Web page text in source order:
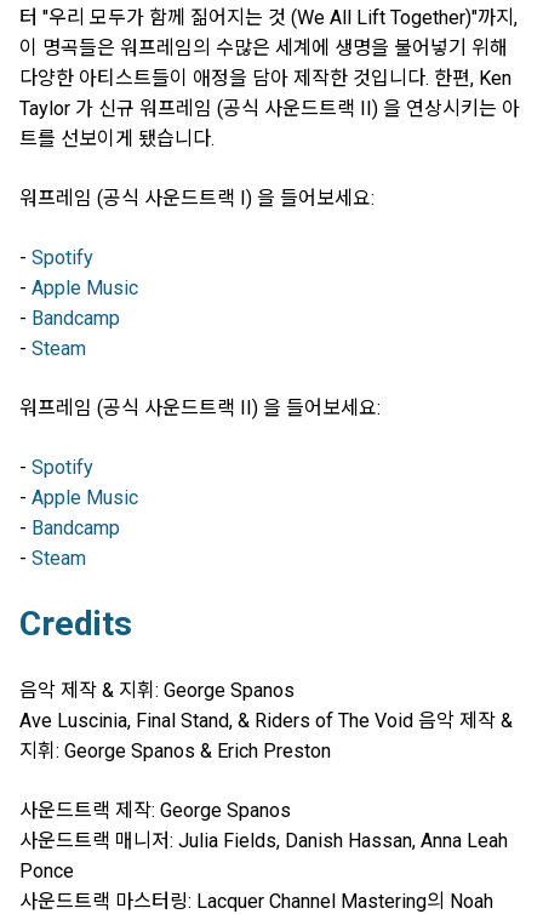
터 "우리 모두가 함께 짊어지는 것 (We All Lift Together)"까지,
이 명곡들은 워프레임의 수많은 세계에 생명을 불어넣기 위해
다양한 아티스트들이 애정을 담아 제작한 것입니다. 한편, Ken
Taylor 가 신규 워프레임 (공식 사운드트랙 II) 을 연상시키는 아
트를 선보이게 됐습니다.
워프레임 (공식 사운드트랙 I) 을 들어보세요:
- Spotify
- Apple Music
- Bandcamp
- Steam
워프레임 (공식 사운드트랙 II) 을 들어보세요:
- Spotify
- Apple Music
- Bandcamp
- Steam
Credits
음악 제작 & 지휘: George Spanos
Ave Luscinia, Final Stand, & Riders of The Void 음악 제작 &
지휘: George Spanos & Erich Preston
사운드트랙 제작: George Spanos
사운드트랙 매니저: Julia Fields, Danish Hassan, Anna Leah
Ponce
사운드트랙 마스터링: Lacquer Channel Mastering의 Noah